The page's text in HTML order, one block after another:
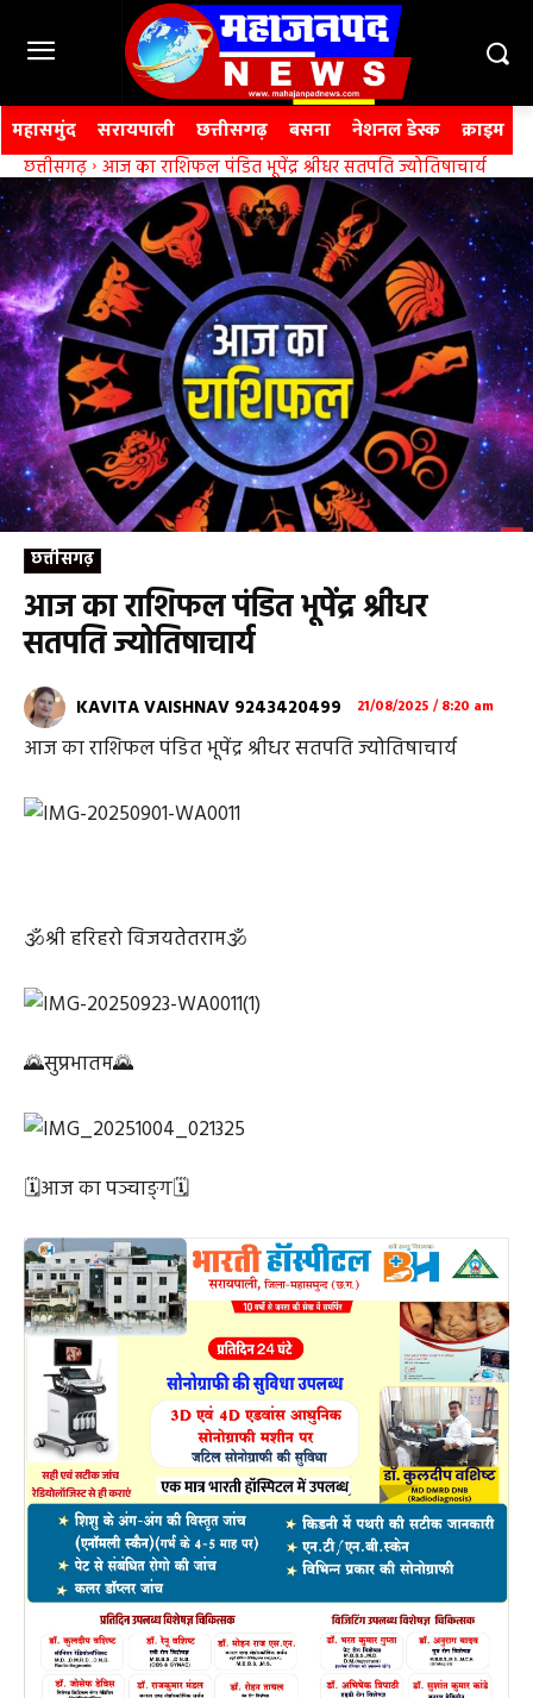
महासमुंद सरायपाली छत्तीसगढ़ बसना नेशनल डेस्क क्राइम
छत्तीसगढ़ आज का राशिफल पंडित भूपेंद्र श्रीधर सतपति ज्योतिषाचार्य
छत्तीसगढ़
आज का राशिफल पंडित भूपेंद्र श्रीधर
सतपति ज्योतिषाचार्य
KAVITA VAISHNAV 9243420499 21/08/2025 / 8:20 am
आज का राशिफल पंडित भूपेंद्र श्रीधर सतपति ज्योतिषाचार्य
🕉श्री हरिहरो विजयतेतराम🕉
🌄सुप्रभातम🌄
🗓आज का पञ्चाङ्ग🗓